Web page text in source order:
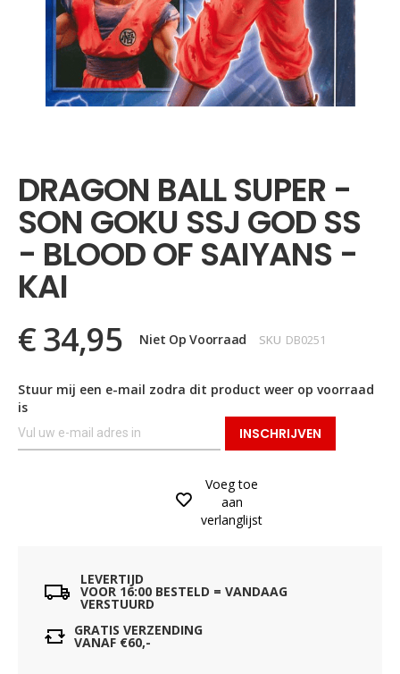
begin
van
de
afbeeldingen-
gallerij
DRAGON BALL SUPER -
SON GOKU SSJ GOD SS
- BLOOD OF SAIYANS -
KAI
€ 34,95 Niet Op Voorraad SKU DB0251
Stuur mij een e-mail zodra dit product weer op voorraad
is
INSCHRIJVEN
Voeg toe
aan
verlanglijst
LEVERTIJD
VOOR 16:00 BESTELD = VANDAAG
VERSTUURD
GRATIS VERZENDING
VANAF €60,-